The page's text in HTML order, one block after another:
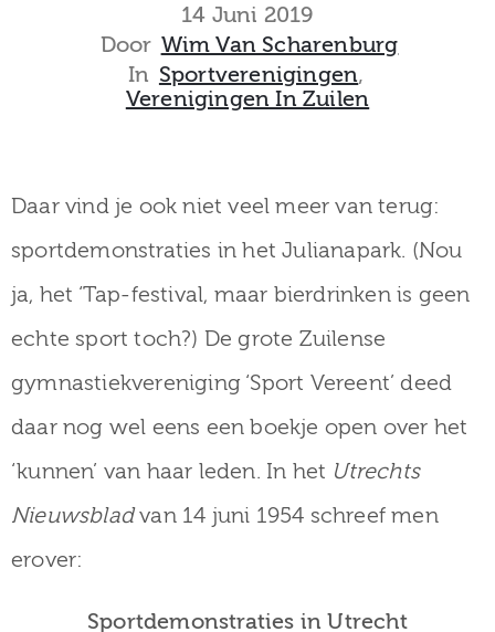
Collectie
14 Juni 2019
Door Wim Van Scharenburg
In Sportverenigingen‚
Verenigingen In Zuilen
Daar vind je ook niet veel meer van terug:
sportdemonstraties in het Julianapark. (Nou
ja, het ‘Tap-festival, maar bierdrinken is geen
echte sport toch?) De grote Zuilense
gymnastiekvereniging ‘Sport Vereent’ deed
daar nog wel eens een boekje open over het
‘kunnen’ van haar leden. In het Utrechts
Nieuwsbladvan 14 juni 1954 schreef men
erover:
Sportdemonstraties in Utrecht